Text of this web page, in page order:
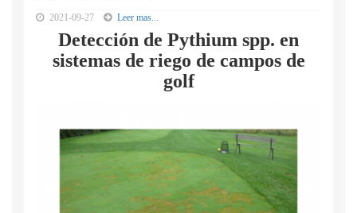
2021-09-27 Leer mas...
Detección de Pythium spp. en
sistemas de riego de campos de
golf